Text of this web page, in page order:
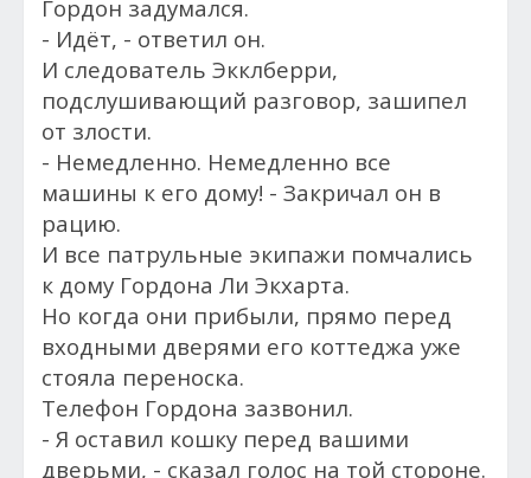
Гордон задумался.
- Идёт, - ответил он.
И следователь Экклберри,
подслушивающий разговор, зашипел
от злости.
- Немедленно. Немедленно все
машины к его дому! - Закричал он в
рацию.
И все патрульные экипажи помчались
к дому Гордона Ли Экхарта.
Но когда они прибыли, прямо перед
входными дверями его коттеджа уже
стояла переноска.
Телефон Гордона зазвонил.
- Я оставил кошку перед вашими
дверьми, - сказал голос на той стороне.